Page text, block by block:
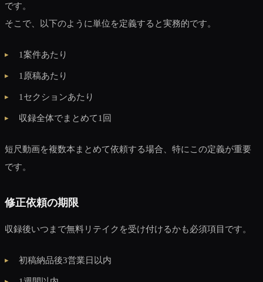
です。
そこで、以下のように単位を定義すると実務的です。
1案件あたり
1原稿あたり
1セクションあたり
収録全体でまとめて1回
短尺動画を複数本まとめて依頼する場合、特にこの定義が重要
です。
修正依頼の期限
収録後いつまで無料リテイクを受け付けるかも必須項目です。
初稿納品後3営業日以内